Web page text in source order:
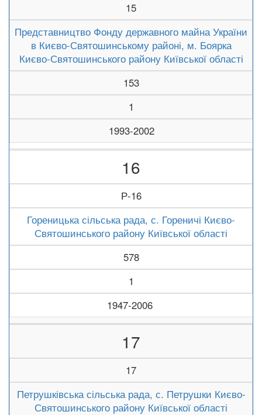
15
Представництво Фонду державного майна України
в Києво-Святошинському районі, м. Боярка
Києво-Святошинського району Київської області
153
1
1993-2002
16
Р-16
Гореницька сільська рада, с. Гореничі Києво-
Святошинського району Київської області
578
1
1947-2006
17
17
Петрушківська сільська рада, с. Петрушки Києво-
Святошинського району Київської області